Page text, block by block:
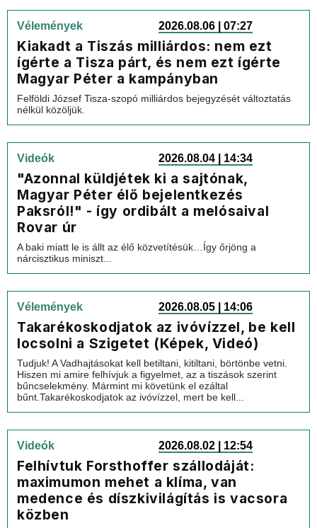
Vélemények 2026.08.06 | 07:27
Kiakadt a Tiszás milliárdos: nem ezt
ígérte a Tisza párt, és nem ezt ígérte
Magyar Péter a kampányban
Felföldi József Tisza-szopó milliárdos bejegyzését változtatás
nélkül közöljük.
Videók 2026.08.04 | 14:34
"Azonnal küldjétek ki a sajtónak,
Magyar Péter élő bejelentkezés
Paksról!" - így ordibált a melósaival
Rovar úr
A baki miatt le is állt az élő közvetítésük…Így őrjöng a
nárcisztikus miniszt...
Vélemények 2026.08.05 | 14:06
Takarékoskodjatok az ivóvízzel, be kell
locsolni a Szigetet (Képek, Videó)
Tudjuk! A Vadhajtásokat kell betiltani, kitiltani, börtönbe vetni.
Hiszen mi amire felhívjuk a figyelmet, az a tiszások szerint
bűncselekmény. Mármint mi követünk el ezáltal
bűnt.Takarékoskodjatok az ivóvízzel, mert be kell...
Videók 2026.08.02 | 12:54
Felhívtuk Forsthoffer szállodáját:
maximumon mehet a klíma, van
medence és díszkivilágítás is vacsora
közben